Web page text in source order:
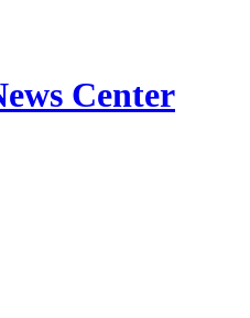
Center